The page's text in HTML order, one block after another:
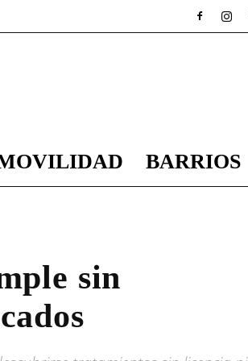
BARRIOS
sin